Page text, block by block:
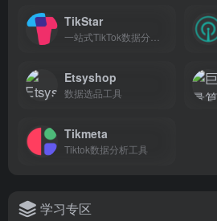
TikStar
Etsyshop
数据选品工具
Tikmeta
Tiktok数据分析工具
学习专区